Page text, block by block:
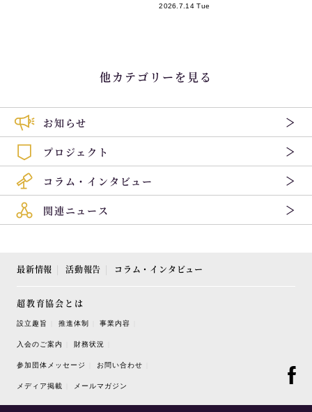
2026.7.14 Tue
他カテゴリーを見る
お知らせ
プロジェクト
コラム・インタビュー
関連ニュース
最新情報 活動報告 コラム・インタビュー
超教育協会とは
設立趣旨 推進体制 事業内容
入会のご案内 財務状況
参加団体メッセージ お問い合わせ
メディア掲載 メールマガジン